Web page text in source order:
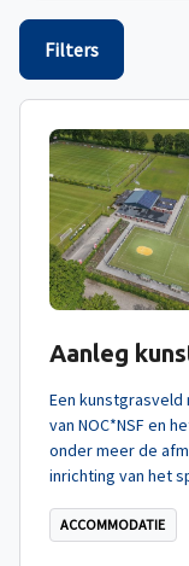
Filters
Aanleg
Een
van NOC*NSF en
onder meer de
inrichting van het
ACCOMMODATIE